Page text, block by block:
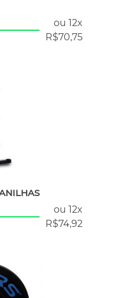
ou 12x
R$70,75
ou 12x
R$74,92